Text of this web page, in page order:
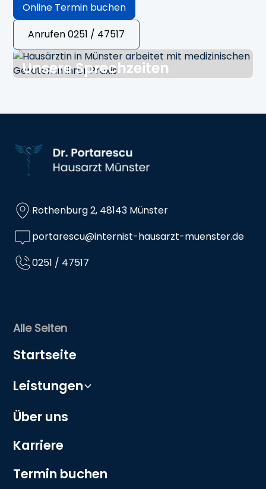
Online Termin buchen
Anrufen 0251 / 47517
Unsere Sprechzeiten
Fr.
09.00 - 12.00 Uhr
Rothenburg 2, 48143 Münster
portarescu@internist-hausarzt-muenster.de
0251 / 47517
Alle Seiten
Startseite
Leistungen
Über uns
Karriere
Termin buchen